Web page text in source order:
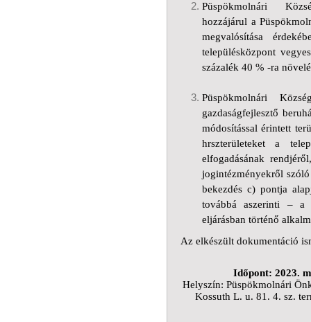
Püspökmolnári
hozzájárul a
megvalósítása
településközpont
százalék 40 % -ra
Püspökmolnári
gazdaságfejlesztő
módosítással érintett
hrszterületeket a
elfogadásának
jogintézményekről szóló
bekezdés c) pontja
továbbá aszerinti – a
eljárásban történő
Az elkészült dokumentáció
Időpont: 2023.
Helyszín: Püspökmolnári
Kossuth L. u. 81. 4. sz.